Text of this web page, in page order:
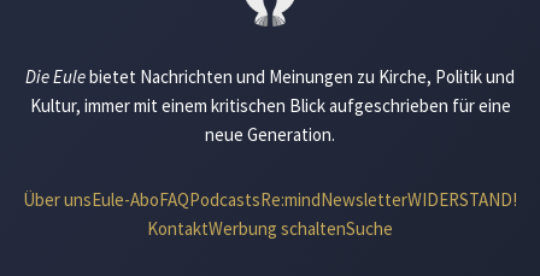
Die Eulebietet Nachrichten und Meinungen zu Kirche, Politik und
Kultur, immer mit einem kritischen Blick aufgeschrieben für eine
neue Generation.
Über unsEule-AboFAQPodcastsRe:mindNewsletterWIDERSTAND!
KontaktWerbung schaltenSuche